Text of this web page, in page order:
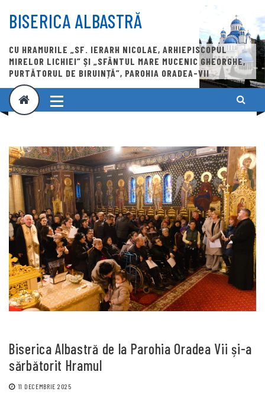
content
BISERICA ALBASTRĂ
CU HRAMURILE „SF. IERARH NICOLAE, ARHIEPISCOPUL
MIRELOR LICHIEI” ȘI „SFÂNTUL MARE MUCENIC GHEORGHE,
PURTĂTORUL DE BIRUINȚĂ”, PAROHIA ORADEA-VII
Biserica Albastră de la Parohia Oradea Vii și-a
sărbătorit Hramul
11 DECEMBRIE 2025